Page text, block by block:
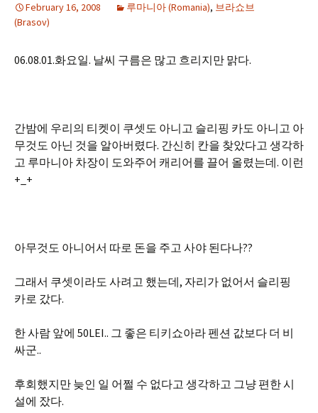
February 16, 2008 루마니아 (Romania), 브라쇼브
(Brasov)
06.08.01.화요일. 날씨 구름은 많고 흐리지만 맑다.
간밤에 우리의 티켓이 쿠셋도 아니고 슬리핑 카도 아니고 아
무것도 아닌 것을 알아버렸다. 간신히 칸을 찾았다고 생각하
고 루마니아 차장이 도와주어 캐리어를 끌어 올렸는데. 이런
+_+
아무것도 아니어서 따로 돈을 주고 사야 된다나??
그래서 쿠셋이라도 사려고 했는데, 자리가 없어서 슬리핑
카로 갔다.
한 사람 앞에 50LEI.. 그 좋은 티키쇼아라 펜션 값보다 더 비
싸군..
후회했지만 늦인 일 어쩔 수 없다고 생각하고 그냥 편한 시
설에 잤다.